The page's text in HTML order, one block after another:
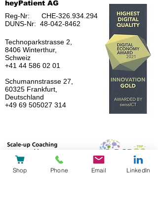
heyPatient AG
Reg-Nr: CHE-326.934.294
DUNS-Nr: 48-042-8462
Technoparkstrasse 2,
8406 Winterthur,
Schweiz
+41 44 586 02 01
Schumannstrasse 27,
60325 Frankfurt,
Deutschland
+49 69 505027 314
Shop Phone Email LinkedIn